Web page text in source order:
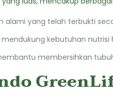
alami yang telah terbukti
mendukung kebutuhan
membersihkan